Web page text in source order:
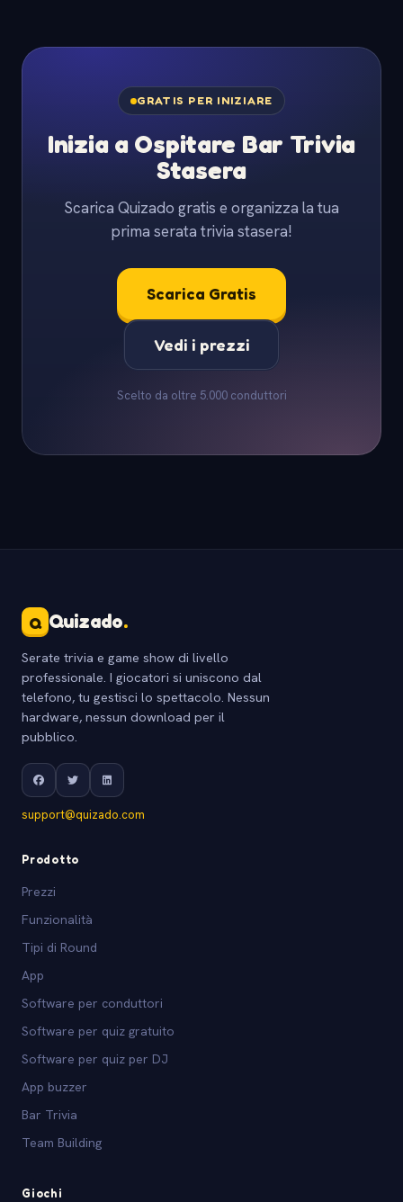
GRATIS PER INIZIARE
Inizia a Ospitare Bar Trivia
Stasera
Scarica Quizado gratis e organizza la tua
prima serata trivia stasera!
Scarica Gratis
Vedi i prezzi
Scelto da oltre 5.000 conduttori
Q Quizado.
Serate trivia e game show di livello
professionale. I giocatori si uniscono dal
telefono, tu gestisci lo spettacolo. Nessun
hardware, nessun download per il
pubblico.
support@quizado.com
Prodotto
Prezzi
Funzionalità
Tipi di Round
App
Software per conduttori
Software per quiz gratuito
Software per quiz per DJ
App buzzer
Bar Trivia
Team Building
Giochi